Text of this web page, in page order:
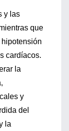
y las
que
cardíacos.
la
y
del
la